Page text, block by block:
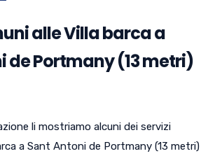
alle Villa barca a
de Portmany (13 metri)
li mostriamo alcuni dei servizi
a Sant Antoni de Portmany (13 metri)